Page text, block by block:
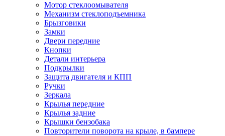
Мотор стеклоомывателя
Механизм стеклоподъемника
Брызговики
Замки
Двери передние
Кнопки
Детали интерьера
Подкрылки
Защита двигателя и КПП
Ручки
Зеркала
Крылья передние
Крылья задние
Крышки бензобака
Повторители поворота на крыле, в бампере